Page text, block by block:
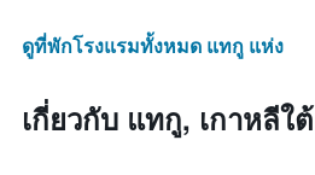
ดูที่พักโรงแรมทั้งหมด แทกู แห่ง
เกี่ยวกับ แทกู, เกาหลีใต้